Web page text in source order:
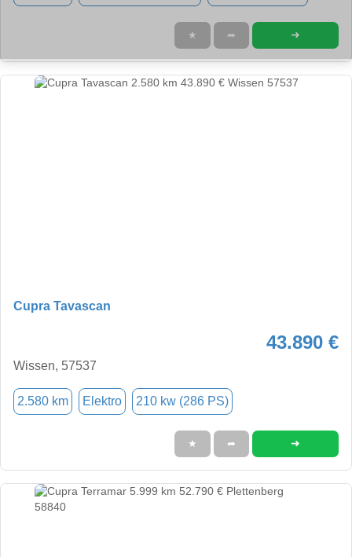
★ ➦ ➜
Cupra Tavascan
43.890 €
Wissen, 57537
2.580 km Elektro 210 kw (286 PS)
★ ➦ ➜